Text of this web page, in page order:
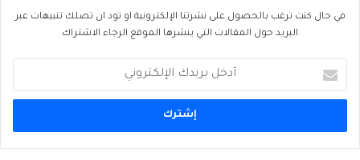
في حال كنت ترغب بالحصول على نشرتنا الإلكترونية او تود ان تصلك تنبيهات عبر
البريد حول المقالات التي ينشرها الموقع الرجاء الاشتراك
بريدك
الإلكتروني